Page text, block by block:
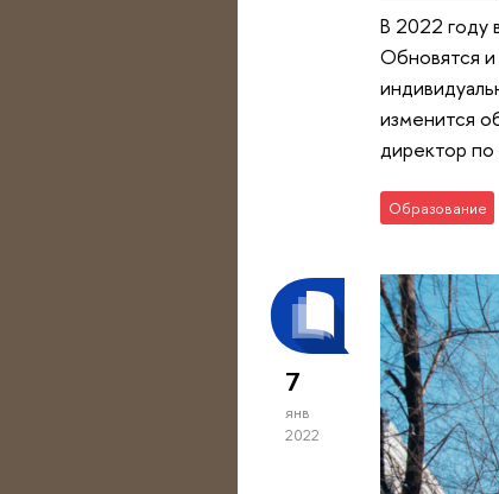
В 2022 году
Обновятся
изменится
директор
Образование
7
янв
2022